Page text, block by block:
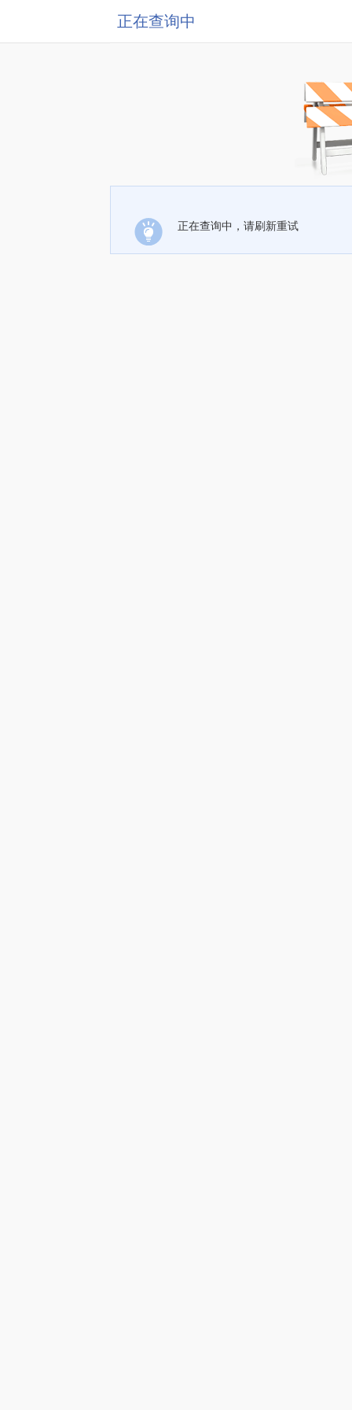
正在查询中
正在查询中，请刷新重试